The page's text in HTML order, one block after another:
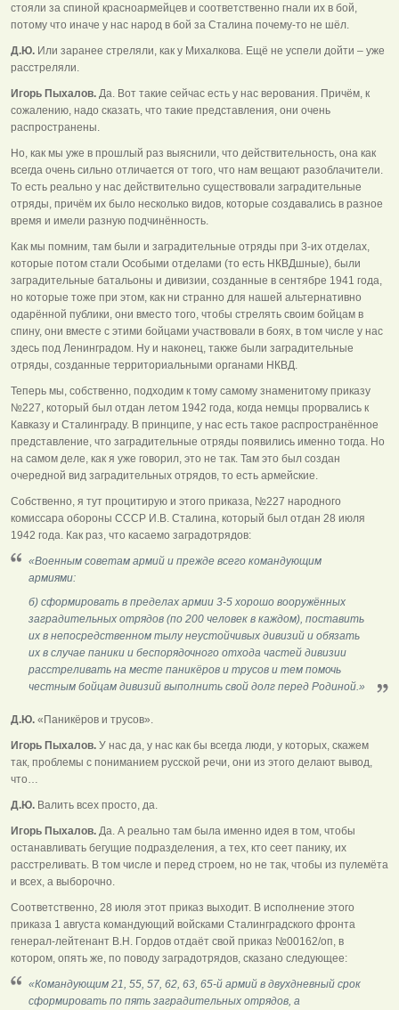
стояли за спиной красноармейцев и соответственно гнали их в бой,
потому что иначе у нас народ в бой за Сталина почему-то не шёл.
Д.Ю. Или заранее стреляли, как у Михалкова. Ещё не успели дойти – уже
расстреляли.
Игорь Пыхалов. Да. Вот такие сейчас есть у нас верования. Причём, к
сожалению, надо сказать, что такие представления, они очень
распространены.
Но, как мы уже в прошлый раз выяснили, что действительность, она как
всегда очень сильно отличается от того, что нам вещают разоблачители.
То есть реально у нас действительно существовали заградительные
отряды, причём их было несколько видов, которые создавались в разное
время и имели разную подчинённость.
Как мы помним, там были и заградительные отряды при 3-их отделах,
которые потом стали Особыми отделами (то есть НКВДшные), были
заградительные батальоны и дивизии, созданные в сентябре 1941 года,
но которые тоже при этом, как ни странно для нашей альтернативно
одарённой публики, они вместо того, чтобы стрелять своим бойцам в
спину, они вместе с этими бойцами участвовали в боях, в том числе у нас
здесь под Ленинградом. Ну и наконец, также были заградительные
отряды, созданные территориальными органами НКВД.
Теперь мы, собственно, подходим к тому самому знаменитому приказу
№227, который был отдан летом 1942 года, когда немцы прорвались к
Кавказу и Сталинграду. В принципе, у нас есть такое распространённое
представление, что заградительные отряды появились именно тогда. Но
на самом деле, как я уже говорил, это не так. Там это был создан
очередной вид заградительных отрядов, то есть армейские.
Собственно, я тут процитирую и этого приказа, №227 народного
комиссара обороны СССР И.В. Сталина, который был отдан 28 июля
1942 года. Как раз, что касаемо заградотрядов:
«Военным советам армий и прежде всего командующим
армиями:
б) сформировать в пределах армии 3-5 хорошо вооружённых
заградительных отрядов (по 200 человек в каждом), поставить
их в непосредственном тылу неустойчивых дивизий и обязать
их в случае паники и беспорядочного отхода частей дивизии
расстреливать на месте паникёров и трусов и тем помочь
честным бойцам дивизий выполнить свой долг перед Родиной.»
Д.Ю. «Паникёров и трусов».
Игорь Пыхалов. У нас да, у нас как бы всегда люди, у которых, скажем
так, проблемы с пониманием русской речи, они из этого делают вывод,
что…
Д.Ю. Валить всех просто, да.
Игорь Пыхалов. Да. А реально там была именно идея в том, чтобы
останавливать бегущие подразделения, а тех, кто сеет панику, их
расстреливать. В том числе и перед строем, но не так, чтобы из пулемёта
и всех, а выборочно.
Соответственно, 28 июля этот приказ выходит. В исполнение этого
приказа 1 августа командующий войсками Сталинградского фронта
генерал-лейтенант В.Н. Гордов отдаёт свой приказ №00162/оп, в
котором, опять же, по поводу заградотрядов, сказано следующее:
«Командующим 21, 55, 57, 62, 63, 65-й армий в двухдневный срок
сформировать по пять заградительных отрядов, а